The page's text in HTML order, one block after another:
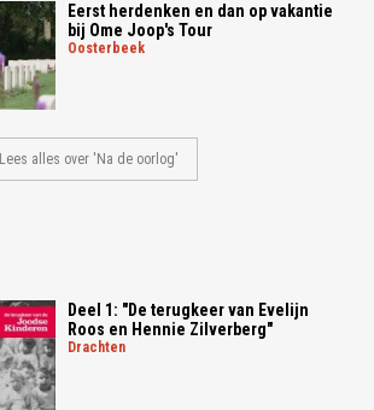
Eerst herdenken en dan op vakantie
bij Ome Joop's Tour
oosterbeek
Lees alles over 'Na de oorlog'
Deel 1: "De terugkeer van Evelijn
Roos en Hennie Zilverberg"
drachten